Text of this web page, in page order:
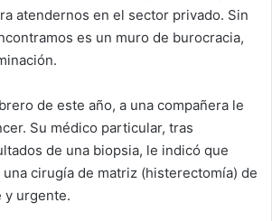
atendernos en el sector privado. Sin
es un muro de burocracia,
de este año, a una compañera le
Su médico particular, tras
de una biopsia, le indicó que
cirugía de matriz (histerectomía) de
y urgente.